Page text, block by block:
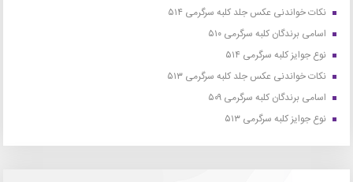
نکات خواندنی عکس جلد کلبه سرگرمی ۵۱۴
اسامی برندگان کلبه سرگرمی ۵۱۰
نوع جوایز کلبه سرگرمی ۵۱۴
نکات خواندنی عکس جلد کلبه سرگرمی ۵۱۳
اسامی برندگان کلبه سرگرمی ۵۰۹
نوع جوایز کلبه سرگرمی ۵۱۳